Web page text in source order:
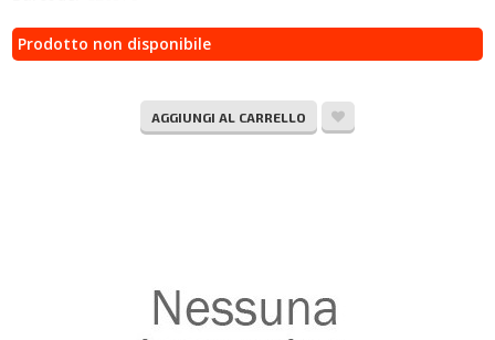
Prodotto non disponibile
AGGIUNGI AL CARRELLO